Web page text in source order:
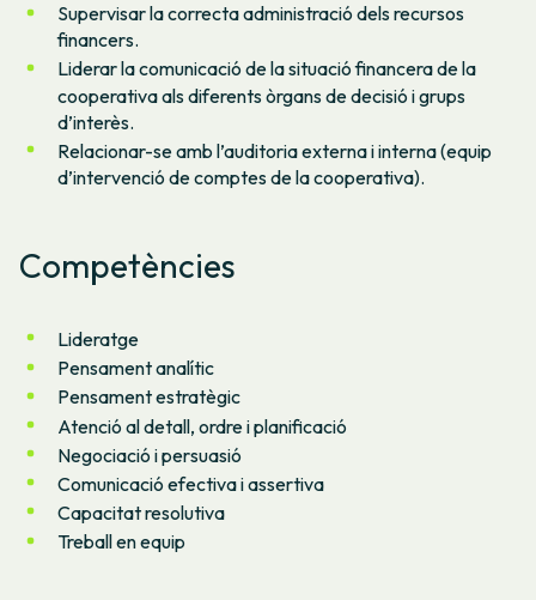
Supervisar la correcta administració dels recursos
financers.
Liderar la comunicació de la situació financera de la
cooperativa als diferents òrgans de decisió i grups
d’interès.
Relacionar-se amb l’auditoria externa i interna (equip
d’intervenció de comptes de la cooperativa).
Competències
Lideratge
Pensament analític
Pensament estratègic
Atenció al detall, ordre i planificació
Negociació i persuasió
Comunicació efectiva i assertiva
Capacitat resolutiva
Treball en equip